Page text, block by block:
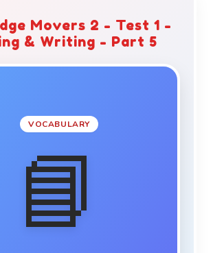
Movers 2 - Test 1 -
& Writing - Part 5
VOCABULARY
📘
with stories told